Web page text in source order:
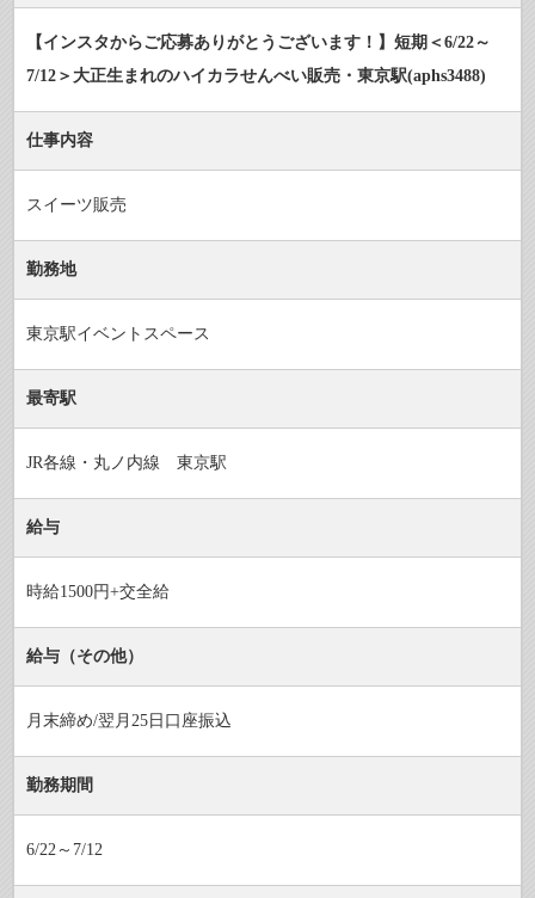
【インスタからご応募ありがとうございます！】短期＜6/22～
7/12＞大正生まれのハイカラせんべい販売・東京駅(aphs3488)
仕事内容
スイーツ販売
勤務地
東京駅イベントスペース
最寄駅
JR各線・丸ノ内線 東京駅
給与
時給1500円+交全給
給与（その他）
月末締め/翌月25日口座振込
勤務期間
6/22～7/12